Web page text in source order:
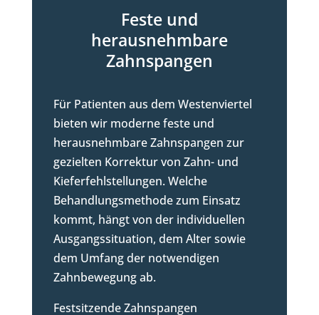
Feste und
herausnehmbare
Zahnspangen
Für Patienten aus dem Westenviertel
bieten wir moderne feste und
herausnehmbare Zahnspangen zur
gezielten Korrektur von Zahn- und
Kieferfehlstellungen. Welche
Behandlungsmethode zum Einsatz
kommt, hängt von der individuellen
Ausgangssituation, dem Alter sowie
dem Umfang der notwendigen
Zahnbewegung ab.
Festsitzende Zahnspangen